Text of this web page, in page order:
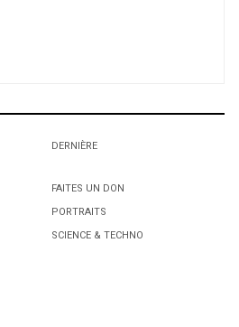
d'où je viens, je sais que je
Court.
Court.
DERNIÈRE
FAITES UN DON
PORTRAITS
SCIENCE & TECHNO